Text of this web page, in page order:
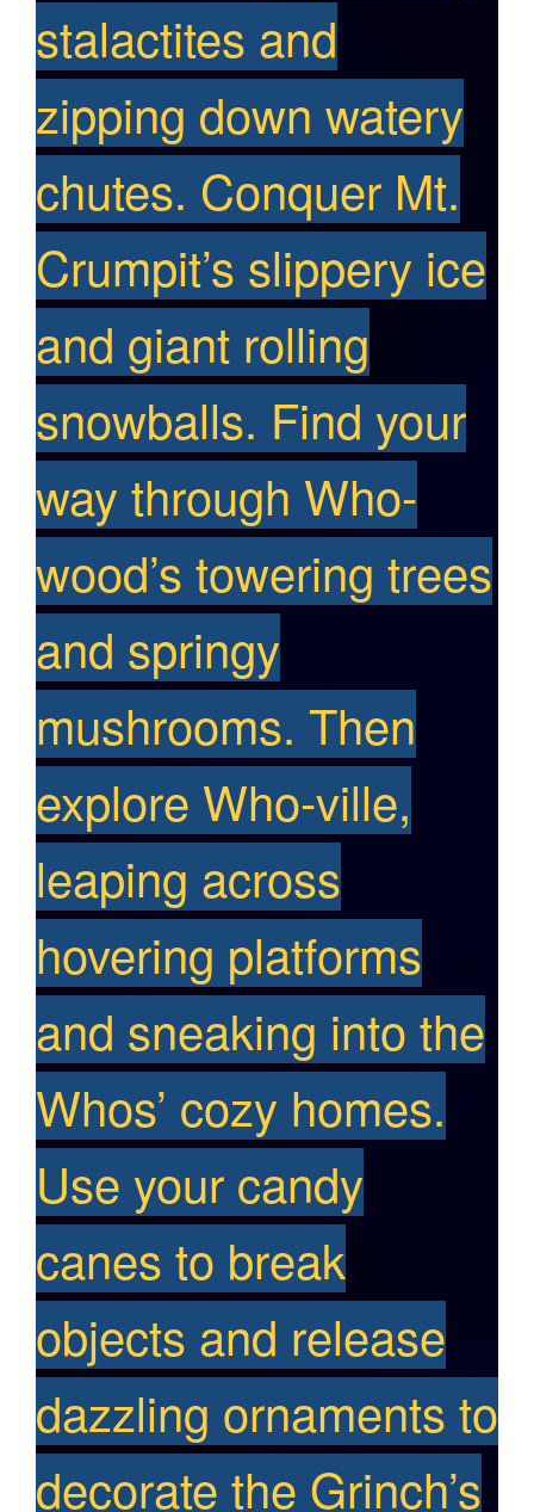
stalactites and
zipping down watery
chutes. Conquer Mt.
Crumpit’s slippery ice
and giant rolling
snowballs. Find your
way through Who-
wood’s towering trees
and springy
mushrooms. Then
explore Who-ville,
leaping across
hovering platforms
and sneaking into the
Whos’ cozy homes.
Use your candy
canes to break
objects and release
dazzling ornaments to
decorate the Grinch’s